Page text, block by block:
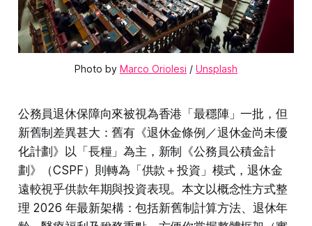
Photo by Marco Oriolesi / Unsplash
公務員退休保障向來被視為香港「最穩陣」一批，但
新舊制差異甚大：舊有《退休金條例／退休金尚未優
化計劃》以「長糧」為主，新制《公務員公積金計
劃》（CSPF）則轉為「供款＋投資」模式，退休金
遠較視乎供款年期與投資表現。本文以概念性方式整
理 2026 年最新架構：包括新舊制計算方法、退休年